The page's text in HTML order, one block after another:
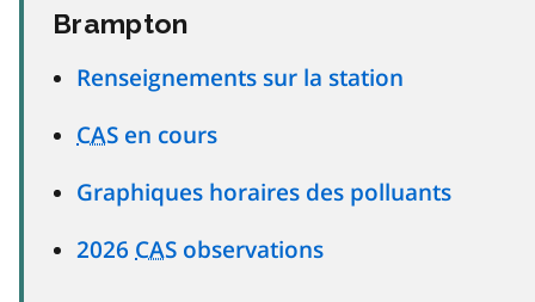
Brampton
Renseignements sur la station
CAS en cours
Graphiques horaires des polluants
2026 CAS observations